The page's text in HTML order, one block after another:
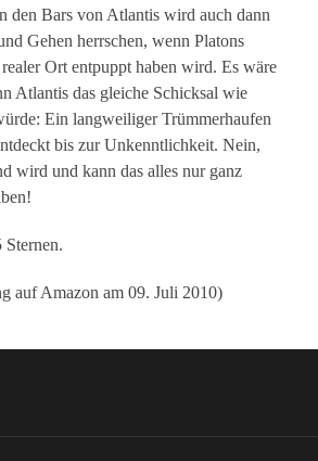
den Bars von Atlantis wird auch dann
Gehen herrschen, wenn Platons
Ort entpuppt haben wird. Es wäre
Atlantis das gleiche Schicksal wie
Ein langweiliger Trümmerhaufen
bis zur Unkenntlichkeit. Nein,
wird und kann das alles nur ganz
auf Amazon am 09. Juli 2010)